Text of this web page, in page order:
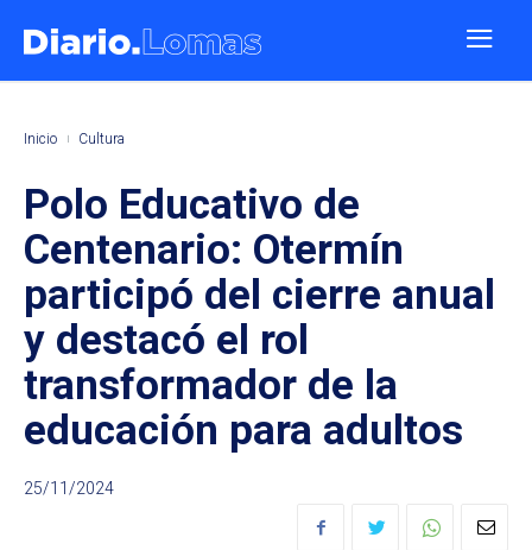
Inicio Cultura
Polo Educativo de
Centenario: Otermín
participó del cierre anual
y destacó el rol
transformador de la
educación para adultos
25/11/2024